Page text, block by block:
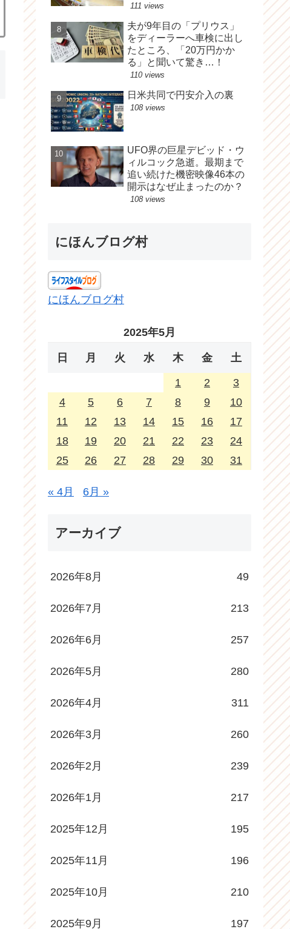
111 views
夫が9年目の「プリウス」
をディーラーへ車検に出し
たところ、「20万円かか
る」と聞いて驚き…！
110 views
日米共同で円安介入の裏
108 views
UFO界の巨星デビッド・ウ
ィルコック急逝。最期まで
追い続けた機密映像46本の
開示はなぜ止まったのか？
108 views
にほんブログ村
にほんブログ村
2025年5月
日 月 火 水 木 金 土
1 2
3
4
5 6 7 8 9
10
11
12 13 14 15 16
17
18
19 20 21 22 23
24
25
26 27 28 29 30 31
« 4月 6月 »
アーカイブ
2026年8月 49
2026年7月 213
2026年6月 257
2026年5月 280
2026年4月 311
2026年3月 260
2026年2月 239
2026年1月 217
2025年12月 195
2025年11月 196
2025年10月 210
2025年9月 197